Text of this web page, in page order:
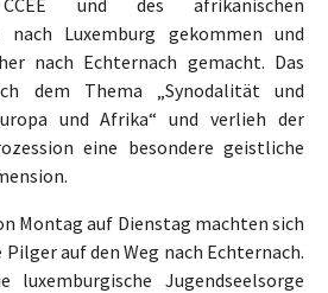
nach Luxemburg gekommen und
nach Echternach gemacht. Das
dem Thema „Synodalität und
und Afrika“ und verlieh der
eine besondere geistliche
Montag auf Dienstag machten sich
auf den Weg nach Echternach.
luxemburgische Jugendseelsorge